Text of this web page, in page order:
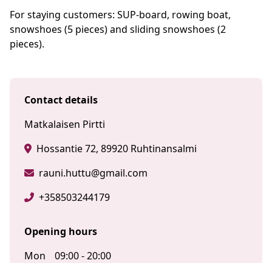
For staying customers: SUP-board, rowing boat,
snowshoes (5 pieces) and sliding snowshoes (2
pieces).
Contact details
Matkalaisen Pirtti
Hossantie 72, 89920 Ruhtinansalmi
rauni.huttu@gmail.com
+358503244179
Opening hours
Mon
09:00 - 20:00